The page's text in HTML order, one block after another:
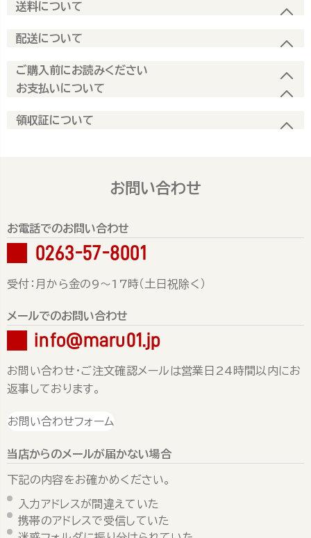
送料について
配送について
ご購入前にお読みください
お支払いについて
領収証について
お問い合わせ
お電話でのお問い合わせ
0263-57-8001
受付：月から金の9～17時（土日祝除く）
メールでのお問い合わせ
info@maru01.jp
お問い合わせ・ご注文確認メールは営業日24時間以内にお
返事しております。
お問い合わせフォーム
当店からのメールが届かない場合
下記の内容をお確かめください。
入力アドレスが間違えていた
携帯のアドレスで受信していた